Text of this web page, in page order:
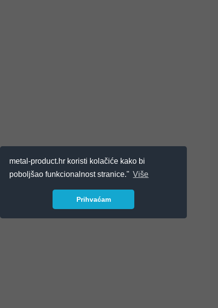
metal-product.hr koristi kolačiće kako bi
poboljšao funkcionalnost stranice." Više
Prihvaćam